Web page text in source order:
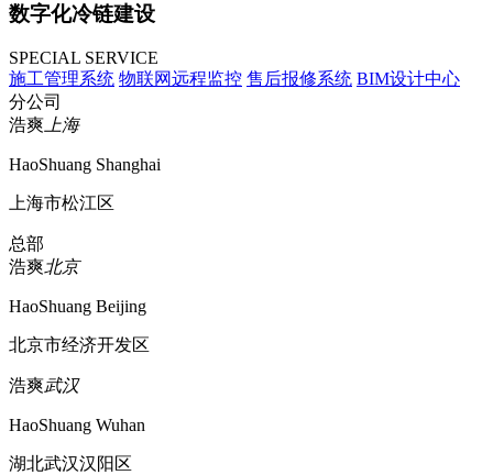
数字化冷链建设
SPECIAL SERVICE
施工管理系统 物联网远程监控 售后报修系统 BIM设计中心
分公司
浩爽上海
HaoShuang Shanghai
上海市松江区
总部
浩爽北京
HaoShuang Beijing
北京市经济开发区
浩爽武汉
HaoShuang Wuhan
湖北武汉汉阳区